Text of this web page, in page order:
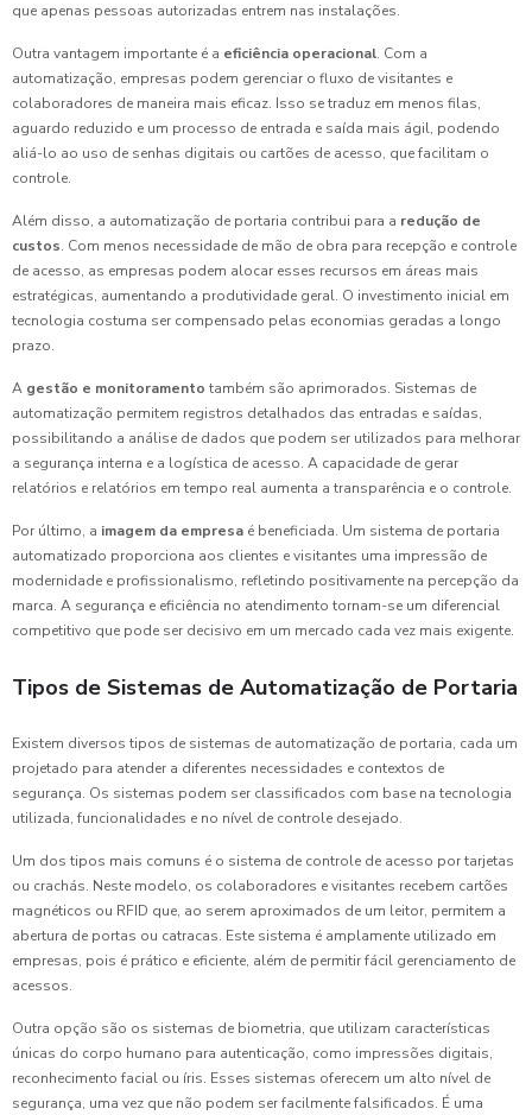
que apenas pessoas autorizadas entrem nas instalações.
Outra vantagem importante é a eficiência operacional. Com a
automatização, empresas podem gerenciar o fluxo de visitantes e
colaboradores de maneira mais eficaz. Isso se traduz em menos filas,
aguardo reduzido e um processo de entrada e saída mais ágil, podendo
aliá-lo ao uso de senhas digitais ou cartões de acesso, que facilitam o
controle.
Além disso, a automatização de portaria contribui para a redução de
custos. Com menos necessidade de mão de obra para recepção e controle
de acesso, as empresas podem alocar esses recursos em áreas mais
estratégicas, aumentando a produtividade geral. O investimento inicial em
tecnologia costuma ser compensado pelas economias geradas a longo
prazo.
A gestão e monitoramento também são aprimorados. Sistemas de
automatização permitem registros detalhados das entradas e saídas,
possibilitando a análise de dados que podem ser utilizados para melhorar
a segurança interna e a logística de acesso. A capacidade de gerar
relatórios e relatórios em tempo real aumenta a transparência e o controle.
Por último, a imagem da empresa é beneficiada. Um sistema de portaria
automatizado proporciona aos clientes e visitantes uma impressão de
modernidade e profissionalismo, refletindo positivamente na percepção da
marca. A segurança e eficiência no atendimento tornam-se um diferencial
competitivo que pode ser decisivo em um mercado cada vez mais exigente.
Tipos de Sistemas de Automatização de Portaria
Existem diversos tipos de sistemas de automatização de portaria, cada um
projetado para atender a diferentes necessidades e contextos de
segurança. Os sistemas podem ser classificados com base na tecnologia
utilizada, funcionalidades e no nível de controle desejado.
Um dos tipos mais comuns é o sistema de controle de acesso por tarjetas
ou crachás. Neste modelo, os colaboradores e visitantes recebem cartões
magnéticos ou RFID que, ao serem aproximados de um leitor, permitem a
abertura de portas ou catracas. Este sistema é amplamente utilizado em
empresas, pois é prático e eficiente, além de permitir fácil gerenciamento de
acessos.
Outra opção são os sistemas de biometria, que utilizam características
únicas do corpo humano para autenticação, como impressões digitais,
reconhecimento facial ou íris. Esses sistemas oferecem um alto nível de
segurança, uma vez que não podem ser facilmente falsificados. É uma